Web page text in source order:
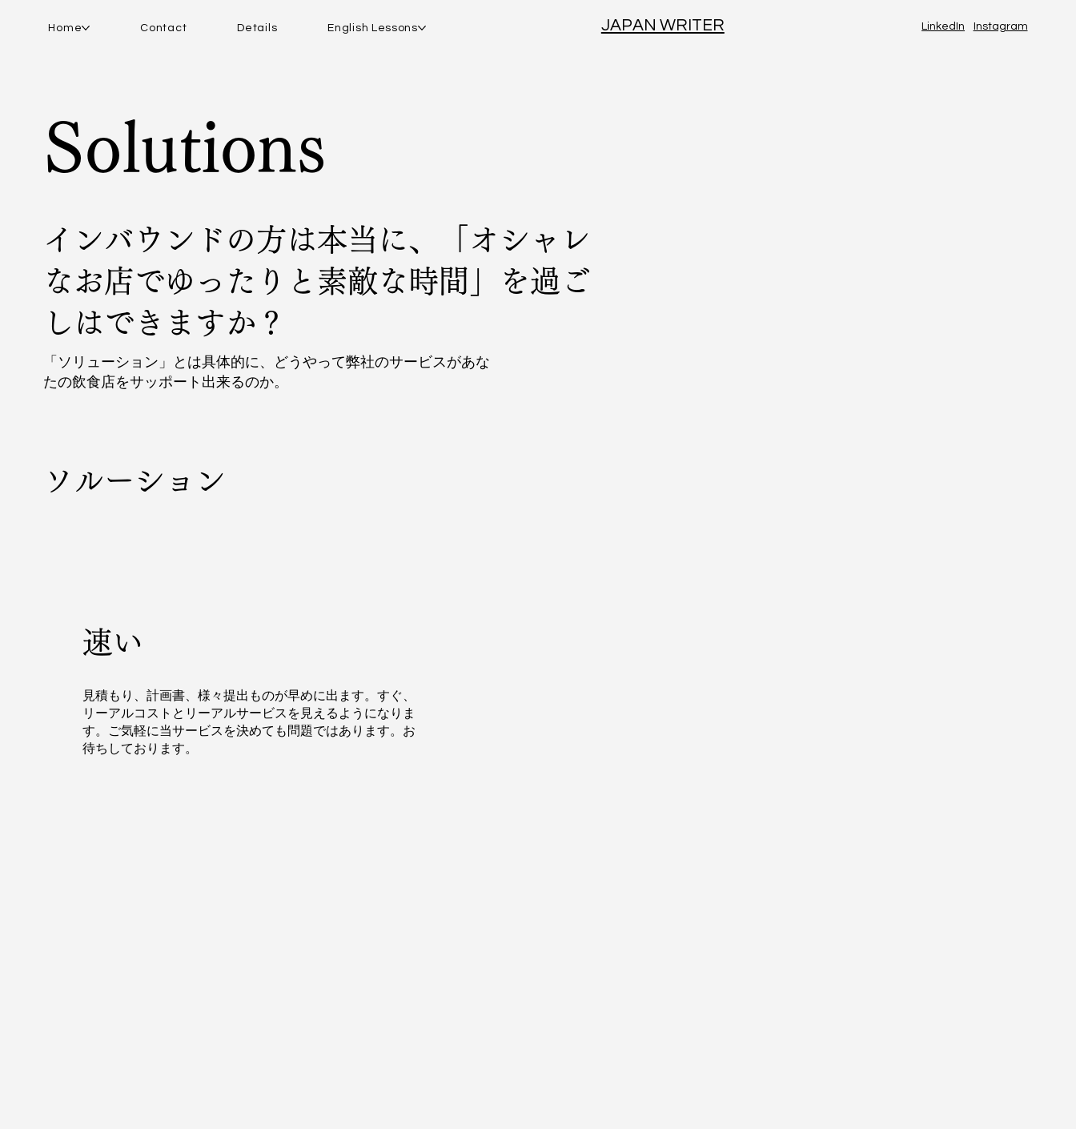
Home Contact Details English Lessons JAPAN WRITER LinkedIn Instagram
Solutions
インバウンドの方は本当に、「オシャレ
なお店でゆったりと素敵な時間」を過ご
しはできますか？
「ソリューション」とは具体的に、どうやって弊社のサービスがあな
たの飲食店をサッポート出来るのか。
ソルーション
速い
見積もり、計画書、様々提出ものが早めに出ます。すぐ、
リーアルコストとリーアルサービスを見えるようになりま
す。ご気軽に当サービスを決めても問題ではあります。お
待ちしております。